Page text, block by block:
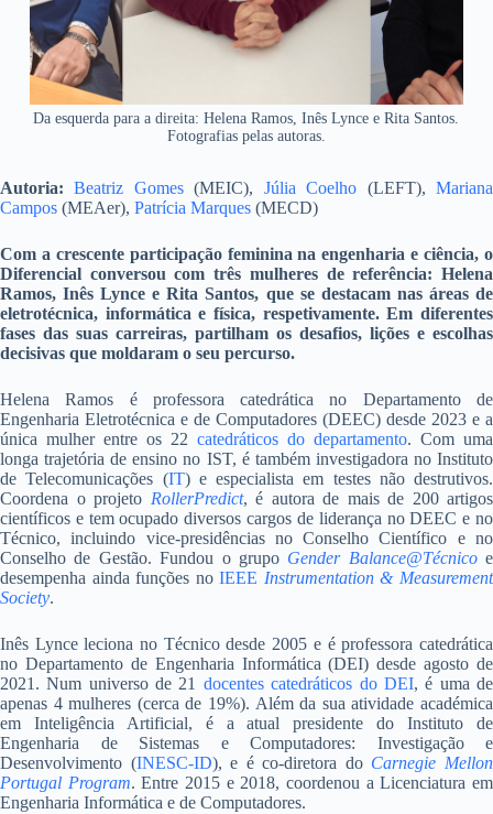
Da esquerda para a direita: Helena Ramos, Inês Lynce e Rita Santos.
Fotografias pelas autoras.
Autoria: Beatriz Gomes(MEIC), Júlia Coelho (LEFT),Mariana
Campos (MEAer), Patrícia Marques (MECD)
Com a crescente participação feminina na engenharia e ciência, o
Diferencial conversou com três mulheres de referência: Helena
Ramos, Inês Lynce e Rita Santos, que se destacam nas áreas de
eletrotécnica, informática e física, respetivamente. Em diferentes
fases das suas carreiras, partilham os desafios, lições e escolhas
decisivas que moldaram o seu percurso.
Helena Ramos é professora catedrática no Departamento de
Engenharia Eletrotécnica e de Computadores (DEEC) desde 2023 e a
única mulher entre os 22 catedráticos do departamento. Com uma
longa trajetória de ensino no IST, é também investigadora no Instituto
de Telecomunicações (IT) e especialista em testes não destrutivos.
Coordena o projeto RollerPredict, é autora de mais de 200 artigos
científicos e tem ocupado diversos cargos de liderança no DEEC e no
Técnico, incluindo vice-presidências no Conselho Científico e no
Conselho de Gestão. Fundou o grupo Gender Balance@Técnicoe
desempenha ainda funções noIEEE Instrumentation & Measurement
Society.
Inês Lynce leciona no Técnico desde 2005 e é professora catedrática
no Departamento de Engenharia Informática (DEI) desde agosto de
2021. Num universo de 21 docentes catedráticos do DEI, é uma de
apenas 4 mulheres (cerca de 19%). Além da sua atividade académica
em Inteligência Artificial, é a atual presidente do Instituto de
Engenharia de Sistemas e Computadores: Investigação e
Desenvolvimento (INESC-ID), e é co-diretora do Carnegie Mellon
Portugal Program. Entre 2015 e 2018, coordenou a Licenciatura em
Engenharia Informática e de Computadores.